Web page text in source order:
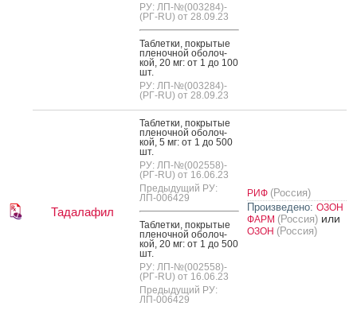
РУ: ЛП-№(003284)-
(РГ-RU) от 28.09.23
Таб­летки, пок­ры­тые
пле­ноч­ной обо­лоч­
кой, 20 мг: от 1 до 100
шт.
РУ: ЛП-№(003284)-
(РГ-RU) от 28.09.23
Тадалафил
Таб­летки, пок­ры­тые
пле­ноч­ной обо­лоч­
кой, 5 мг: от 1 до 500
шт.
РУ: ЛП-№(002558)-
(РГ-RU) от 16.06.23
Предыдущий РУ:
ЛП-006429
Таб­летки, пок­ры­тые
пле­ноч­ной обо­лоч­
кой, 20 мг: от 1 до 500
шт.
РУ: ЛП-№(002558)-
(РГ-RU) от 16.06.23
Предыдущий РУ:
ЛП-006429
РИФ (Россия)
Произведено: ОЗОН
ФАРМ (Россия) или
ОЗОН (Россия)